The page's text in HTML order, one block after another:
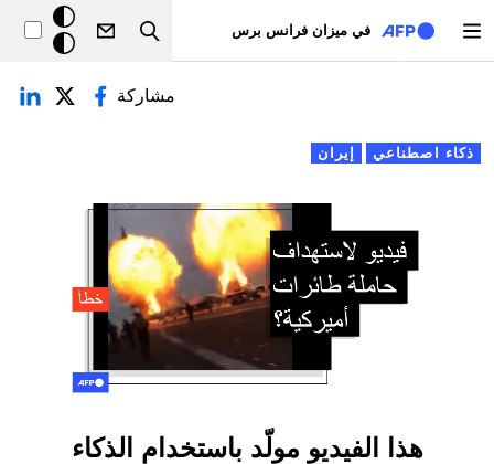
في ميزان فرانس برس
Search
خلفيّة
داكنة
التبويبات الأساسية
ذكاء اصطناعي إيران
مشاركة
هذا الفيديو مولّد باستخدام الذكاء